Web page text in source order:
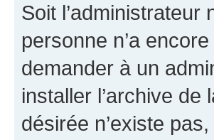
Soit l’administrateur
personne n’a
demander à un
installer l’archive de
désirée n’existe